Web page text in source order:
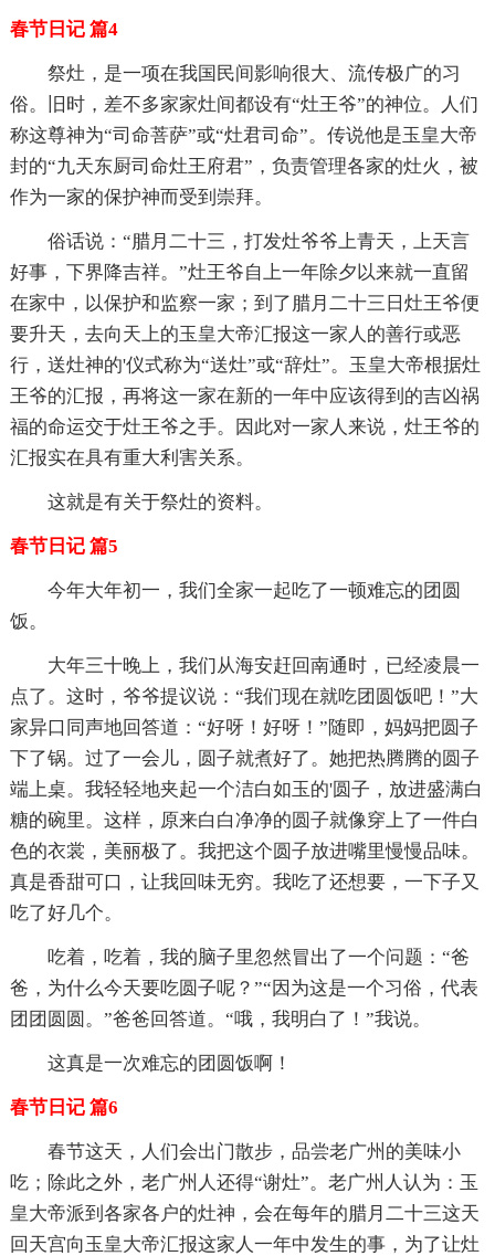
春节日记 篇4
祭灶，是一项在我国民间影响很大、流传极广的习
俗。旧时，差不多家家灶间都设有“灶王爷”的神位。人们
称这尊神为“司命菩萨”或“灶君司命”。传说他是玉皇大帝
封的“九天东厨司命灶王府君”，负责管理各家的灶火，被
作为一家的保护神而受到崇拜。
俗话说：“腊月二十三，打发灶爷爷上青天，上天言
好事，下界降吉祥。”灶王爷自上一年除夕以来就一直留
在家中，以保护和监察一家；到了腊月二十三日灶王爷便
要升天，去向天上的玉皇大帝汇报这一家人的善行或恶
行，送灶神的'仪式称为“送灶”或“辞灶”。玉皇大帝根据灶
王爷的汇报，再将这一家在新的一年中应该得到的吉凶祸
福的命运交于灶王爷之手。因此对一家人来说，灶王爷的
汇报实在具有重大利害关系。
这就是有关于祭灶的资料。
春节日记 篇5
今年大年初一，我们全家一起吃了一顿难忘的团圆
饭。
大年三十晚上，我们从海安赶回南通时，已经凌晨一
点了。这时，爷爷提议说：“我们现在就吃团圆饭吧！”大
家异口同声地回答道：“好呀！好呀！”随即，妈妈把圆子
下了锅。过了一会儿，圆子就煮好了。她把热腾腾的圆子
端上桌。我轻轻地夹起一个洁白如玉的'圆子，放进盛满白
糖的碗里。这样，原来白白净净的圆子就像穿上了一件白
色的衣裳，美丽极了。我把这个圆子放进嘴里慢慢品味。
真是香甜可口，让我回味无穷。我吃了还想要，一下子又
吃了好几个。
吃着，吃着，我的脑子里忽然冒出了一个问题：“爸
爸，为什么今天要吃圆子呢？”“因为这是一个习俗，代表
团团圆圆。”爸爸回答道。“哦，我明白了！”我说。
这真是一次难忘的团圆饭啊！
春节日记 篇6
春节这天，人们会出门散步，品尝老广州的美味小
吃；除此之外，老广州人还得“谢灶”。老广州人认为：玉
皇大帝派到各家各户的灶神，会在每年的腊月二十三这天
回天宫向玉皇大帝汇报这家人一年中发生的事，为了让灶